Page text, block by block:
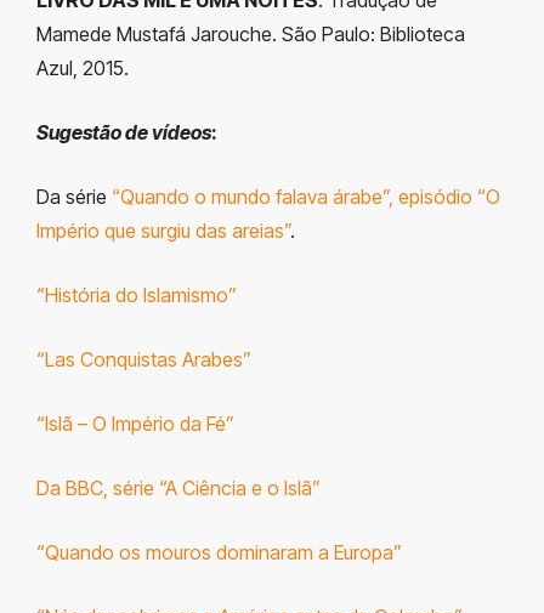
Mamede Mustafá Jarouche. São Paulo: Biblioteca
Azul, 2015.
Sugestão de vídeos:
Da série “Quando o mundo falava árabe”, episódio “O
Império que surgiu das areias”.
“História do Islamismo”
“Las Conquistas Arabes”
“Islã – O Império da Fé”
Da BBC, série “A Ciência e o Islã”
“Quando os mouros dominaram a Europa”